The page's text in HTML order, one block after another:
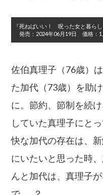
『死ねばいい！ 呪った女と暮らし
発売： 2024年06月19日 価格：
佐伯真理子（76歳）
た加代（73歳）を助
に。節約、節制を続
していた真理子にと
快な加代の存在は、
にいたいと思った時
んと加代は、真理子